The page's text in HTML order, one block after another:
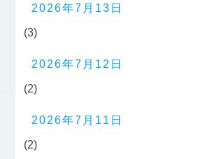
2026年7月13日
(3)
2026年7月12日
(2)
2026年7月11日
(2)